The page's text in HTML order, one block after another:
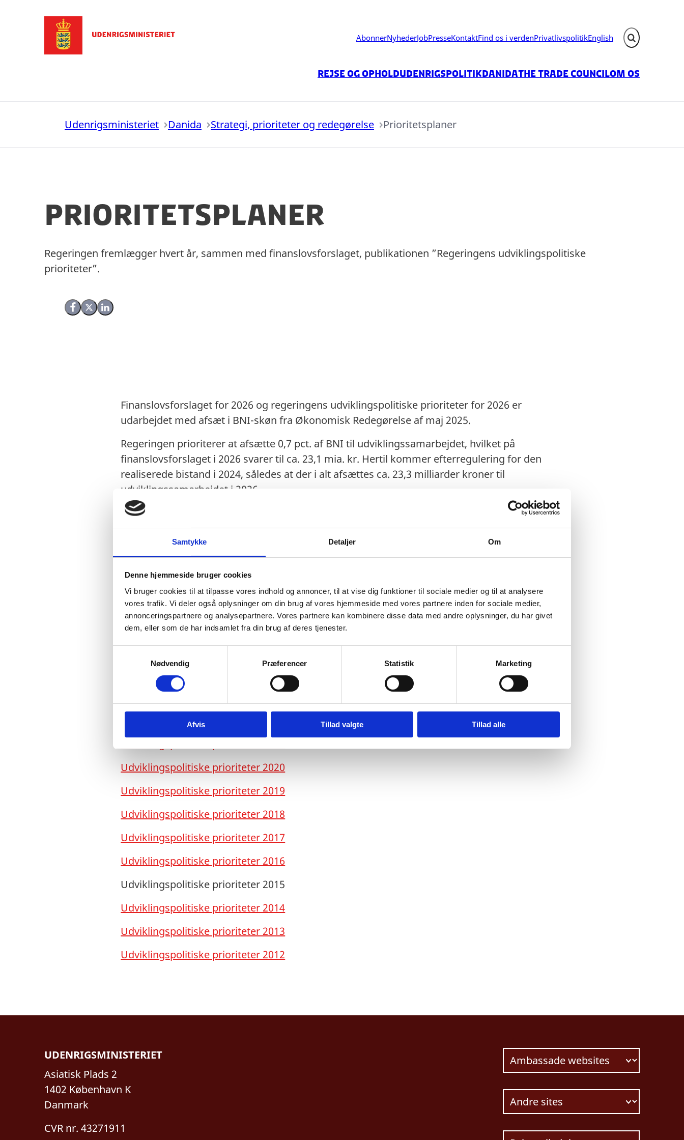
Samtykke Detaljer Om
Denne hjemmeside bruger cookies
Vi bruger cookies til at tilpasse vores indhold og annoncer, til at vise dig funktioner til sociale medier og til at analysere
vores trafik. Vi deler også oplysninger om din brug af vores hjemmeside med vores partnere inden for sociale medier,
annonceringspartnere og analysepartnere. Vores partnere kan kombinere disse data med andre oplysninger, du har givet
dem, eller som de har indsamlet fra din brug af deres tjenester.
v
Nødvendig Præferencer Statistik Marketing
Afvis Tillad valgte Tillad alle
AbonnerNyhederJobPresseKontaktFind os i verdenPrivatlivspolitikEnglish Fold søgefelt ud
Rejse og opholdUdenrigspolitikDanidaThe Trade CouncilOm os
Udenrigsministeriet Danida Strategi, prioriteter og redegørelse Prioritetsplaner
Prioritetsplaner
Del på Facebook
Del på X (Twitter)
Del på LinkedIn
Regeringen fremlægger hvert år, sammen med finanslovsforslaget, publikationen ”Regeringens udviklingspolitiske
prioriteter”.
Finanslovsforslaget for 2026 og regeringens udviklingspolitiske prioriteter for 2026 er
udarbejdet med afsæt i BNI-skøn fra Økonomisk Redegørelse af maj 2025.
Regeringen prioriterer at afsætte 0,7 pct. af BNI til udviklingssamarbejdet, hvilket på
finanslovsforslaget i 2026 svarer til ca. 23,1 mia. kr. Hertil kommer efterregulering for den
realiserede bistand i 2024, således at der i alt afsættes ca. 23,3 milliarder kroner til
udviklingssamarbejdet i 2026.
Regeringens udviklingspolitiske prioriteter 2026
Regeringens udviklingspolitiske prioriteter 2025
Regeringens udviklingspolitiske prioriteter 2024
dviklingspolitiske prioriteter 2023 (marts 2023)
Udviklingspolitiske prioriteter 2022
Udviklingspolitiske prioriteter 2020
Udviklingspolitiske prioriteter 2019
Udviklingspolitiske prioriteter 2018
Udviklingspolitiske prioriteter 2017
Udviklingspolitiske prioriteter 2016
Udviklingspolitiske prioriteter 2015
Udviklingspolitiske prioriteter 2014
Udviklingspolitiske prioriteter 2013
Udviklingspolitiske prioriteter 2012
UDENRIGSMINISTERIET
Asiatisk Plads 2
1402 København K
Danmark
CVR nr. 43271911